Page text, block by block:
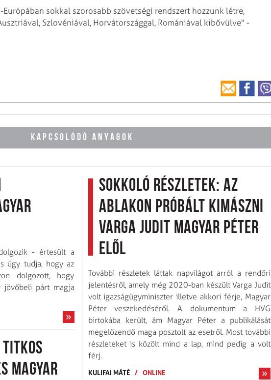
Európában sokkal szorosabb szövetségi rendszert hozzunk létre,
Szlovéniával, Horvátországgal, Romániával kibővülve" -
KAPCSOLÓDÓ ANYAGOK
- értesült a
úgy tudja, hogy az
dolgozott, hogy
jövőbeli párt magja
titkos
Magyar
Sokkoló részletek: az
ablakon próbált kimászni
Varga Judit Magyar Péter
elől
További részletek láttak napvilágot arról a rendőri
jelentésről, amely még 2020-ban készült Varga Judit
volt igazságügyminiszter illetve akkori férje, Magyar
Péter veszekedéséről. A dokumentum a HVG
birtokába került, ám Magyar Péter a publikálását
megelőzendő maga posztolt az esetről. Most további
részleteket is közölt mind a lap, mind pedig a volt
férj.
KULIFAI MÁTÉ / ONLINE